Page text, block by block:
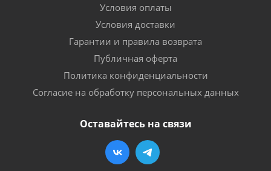
Условия оплаты
Условия доставки
Гарантии и правила возврата
Публичная оферта
Политика конфиденциальности
Согласие на обработку персональных данных
Оставайтесь на связи